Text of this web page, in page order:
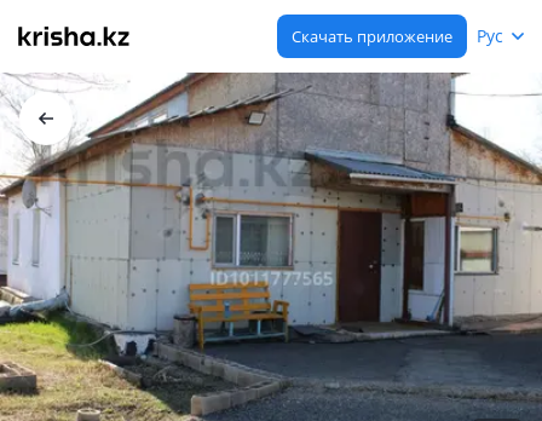
Скачать приложение Рус